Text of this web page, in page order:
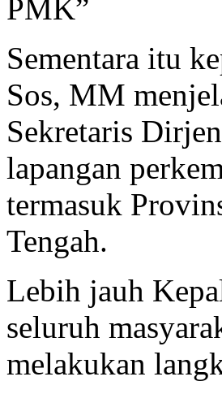
PMK”
Sementara itu
Sos, MM
Sekretaris
lapangan
termasuk
Tengah.
Lebih jauh
seluruh
melakukan